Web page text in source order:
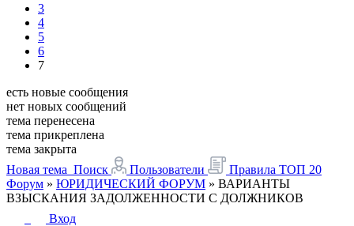
3
4
5
6
7
есть новые сообщения
нет новых сообщений
тема перенесена
тема прикреплена
тема закрыта
Новая тема Поиск Пользователи Правила ТОП 20
Форум » ЮРИДИЧЕСКИЙ ФОРУМ » ВАРИАНТЫ
ВЗЫСКАНИЯ ЗАДОЛЖЕННОСТИ С ДОЛЖНИКОВ
Вход